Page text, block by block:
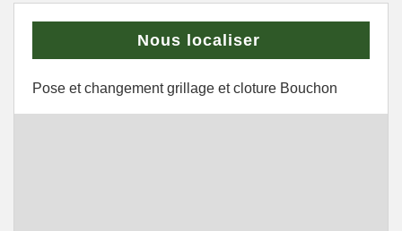
Nous localiser
Pose et changement grillage et cloture Bouchon